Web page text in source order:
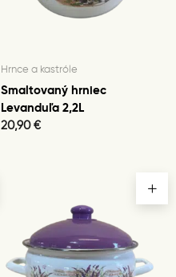
Hrnce a kastróle
Smaltovaný hrniec
Levanduľa 2,2L
20,90 €